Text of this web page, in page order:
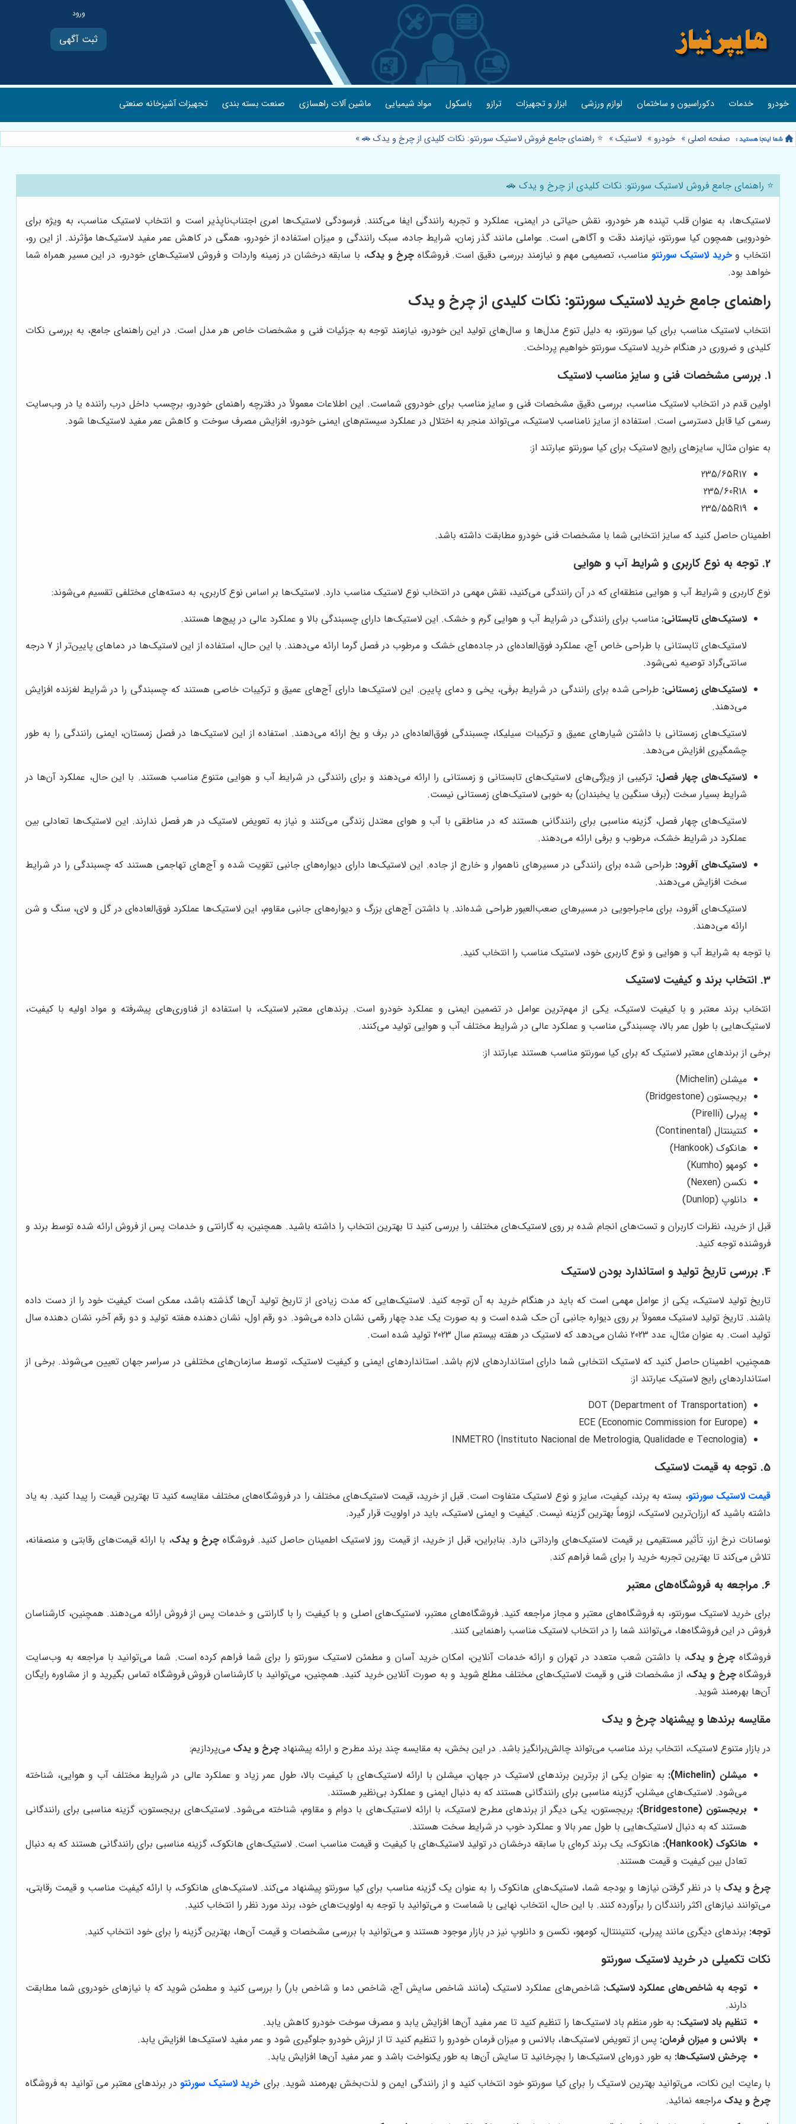
ثبت آگهی
خودرو خدمات دکوراسیون و ساختمان لوازم ورزشی ابزار و تجهیزات ترازو باسکول مواد شیمیایی ماشین آلات راهسازی صنعت بسته بندی تجهیزات آشپزخانه صنعتی
صفحه اصلی » خودرو » لاستیک» ⭐️ راهنمای جامع فروش لاستیک سورنتو: نکات کلیدی از چرخ و یدک 🚗»
⭐️ راهنمای جامع فروش لاستیک سورنتو: نکات کلیدی از چرخ و یدک 🚗
لاستیک‌ها، به عنوان قلب تپنده هر خودرو، نقش حیاتی در ایمنی، عملکرد و تجربه رانندگی ایفا می‌کنند. فرسودگی لاستیک‌ها امری اجتناب‌ناپذیر است و انتخاب لاستیک مناسب، به ویژه برای
خودرویی همچون کیا سورنتو، نیازمند دقت و آگاهی است. عواملی مانند گذر زمان، شرایط جاده، سبک رانندگی و میزان استفاده از خودرو، همگی در کاهش عمر مفید لاستیک‌ها مؤثرند. از این رو،
انتخاب وخرید لاستیک سورنتو مناسب، تصمیمی مهم و نیازمند بررسی دقیق است. فروشگاهچرخ و یدک، با سابقه درخشان در زمینه واردات و فروش لاستیک‌های خودرو، در این مسیر همراه شما
خواهد بود.
راهنمای جامع خرید لاستیک سورنتو: نکات کلیدی از چرخ و یدک
انتخاب لاستیک مناسب برای کیا سورنتو، به دلیل تنوع مدل‌ها و سال‌های تولید این خودرو، نیازمند توجه به جزئیات فنی و مشخصات خاص هر مدل است. در این راهنمای جامع، به بررسی نکات
کلیدی و ضروری در هنگام خرید لاستیک سورنتو خواهیم پرداخت.
1. بررسی مشخصات فنی و سایز مناسب لاستیک
اولین قدم در انتخاب لاستیک مناسب، بررسی دقیق مشخصات فنی و سایز مناسب برای خودروی شماست. این اطلاعات معمولاً در دفترچه راهنمای خودرو، برچسب داخل درب راننده یا در وب‌سایت
رسمی کیا قابل دسترسی است. استفاده از سایز نامناسب لاستیک، می‌تواند منجر به اختلال در عملکرد سیستم‌های ایمنی خودرو، افزایش مصرف سوخت و کاهش عمر مفید لاستیک‌ها شود.
به عنوان مثال، سایزهای رایج لاستیک برای کیا سورنتو عبارتند از:
235/65R17
235/60R18
235/55R19
اطمینان حاصل کنید که سایز انتخابی شما با مشخصات فنی خودرو مطابقت داشته باشد.
2. توجه به نوع کاربری و شرایط آب و هوایی
نوع کاربری و شرایط آب و هوایی منطقه‌ای که در آن رانندگی می‌کنید، نقش مهمی در انتخاب نوع لاستیک مناسب دارد. لاستیک‌ها بر اساس نوع کاربری، به دسته‌های مختلفی تقسیم می‌شوند:
لاستیک‌های تابستانی: مناسب برای رانندگی در شرایط آب و هوایی گرم و خشک. این لاستیک‌ها دارای چسبندگی بالا و عملکرد عالی در پیچ‌ها هستند.
لاستیک‌های تابستانی با طراحی خاص آج، عملکرد فوق‌العاده‌ای در جاده‌های خشک و مرطوب در فصل گرما ارائه می‌دهند. با این حال، استفاده از این لاستیک‌ها در دماهای پایین‌تر از 7 درجه
سانتی‌گراد توصیه نمی‌شود.
لاستیک‌های زمستانی: طراحی شده برای رانندگی در شرایط برفی، یخی و دمای پایین. این لاستیک‌ها دارای آج‌های عمیق و ترکیبات خاصی هستند که چسبندگی را در شرایط لغزنده افزایش
می‌دهند.
لاستیک‌های زمستانی با داشتن شیارهای عمیق و ترکیبات سیلیکا، چسبندگی فوق‌العاده‌ای در برف و یخ ارائه می‌دهند. استفاده از این لاستیک‌ها در فصل زمستان، ایمنی رانندگی را به طور
چشمگیری افزایش می‌دهد.
لاستیک‌های چهار فصل: ترکیبی از ویژگی‌های لاستیک‌های تابستانی و زمستانی را ارائه می‌دهند و برای رانندگی در شرایط آب و هوایی متنوع مناسب هستند. با این حال، عملکرد آن‌ها در
شرایط بسیار سخت (برف سنگین یا یخبندان) به خوبی لاستیک‌های زمستانی نیست.
لاستیک‌های چهار فصل، گزینه مناسبی برای رانندگانی هستند که در مناطقی با آب و هوای معتدل زندگی می‌کنند و نیاز به تعویض لاستیک در هر فصل ندارند. این لاستیک‌ها تعادلی بین
عملکرد در شرایط خشک، مرطوب و برفی ارائه می‌دهند.
لاستیک‌های آفرود: طراحی شده برای رانندگی در مسیرهای ناهموار و خارج از جاده. این لاستیک‌ها دارای دیواره‌های جانبی تقویت شده و آج‌های تهاجمی هستند که چسبندگی را در شرایط
سخت افزایش می‌دهند.
لاستیک‌های آفرود، برای ماجراجویی در مسیرهای صعب‌العبور طراحی شده‌اند. با داشتن آج‌های بزرگ و دیواره‌های جانبی مقاوم، این لاستیک‌ها عملکرد فوق‌العاده‌ای در گل و لای، سنگ و شن
ارائه می‌دهند.
با توجه به شرایط آب و هوایی و نوع کاربری خود، لاستیک مناسب را انتخاب کنید.
3. انتخاب برند و کیفیت لاستیک
انتخاب برند معتبر و با کیفیت لاستیک، یکی از مهم‌ترین عوامل در تضمین ایمنی و عملکرد خودرو است. برندهای معتبر لاستیک، با استفاده از فناوری‌های پیشرفته و مواد اولیه با کیفیت،
لاستیک‌هایی با طول عمر بالا، چسبندگی مناسب و عملکرد عالی در شرایط مختلف آب و هوایی تولید می‌کنند.
برخی از برندهای معتبر لاستیک که برای کیا سورنتو مناسب هستند عبارتند از:
میشلن (Michelin)
بریجستون (Bridgestone)
پیرلی (Pirelli)
کنتیننتال (Continental)
هانکوک (Hankook)
کومهو (Kumho)
نکسن (Nexen)
دانلوپ (Dunlop)
قبل از خرید، نظرات کاربران و تست‌های انجام شده بر روی لاستیک‌های مختلف را بررسی کنید تا بهترین انتخاب را داشته باشید. همچنین، به گارانتی و خدمات پس از فروش ارائه شده توسط برند و
فروشنده توجه کنید.
4. بررسی تاریخ تولید و استاندارد بودن لاستیک
تاریخ تولید لاستیک، یکی از عوامل مهمی است که باید در هنگام خرید به آن توجه کنید. لاستیک‌هایی که مدت زیادی از تاریخ تولید آن‌ها گذشته باشد، ممکن است کیفیت خود را از دست داده
باشند. تاریخ تولید لاستیک معمولاً بر روی دیواره جانبی آن حک شده است و به صورت یک عدد چهار رقمی نشان داده می‌شود. دو رقم اول، نشان دهنده هفته تولید و دو رقم آخر، نشان دهنده سال
تولید است. به عنوان مثال، عدد 2023 نشان می‌دهد که لاستیک در هفته بیستم سال 2023 تولید شده است.
همچنین، اطمینان حاصل کنید که لاستیک انتخابی شما دارای استانداردهای لازم باشد. استانداردهای ایمنی و کیفیت لاستیک، توسط سازمان‌های مختلفی در سراسر جهان تعیین می‌شوند. برخی از
استانداردهای رایج لاستیک عبارتند از:
DOT (Department of Transportation)
ECE (Economic Commission for Europe)
INMETRO (Instituto Nacional de Metrologia, Qualidade e Tecnologia)
5. توجه به قیمت لاستیک
قیمت لاستیک سورنتو، بسته به برند، کیفیت، سایز و نوع لاستیک متفاوت است. قبل از خرید، قیمت لاستیک‌های مختلف را در فروشگاه‌های مختلف مقایسه کنید تا بهترین قیمت را پیدا کنید. به یاد
داشته باشید که ارزان‌ترین لاستیک، لزوماً بهترین گزینه نیست. کیفیت و ایمنی لاستیک، باید در اولویت قرار گیرد.
نوسانات نرخ ارز، تأثیر مستقیمی بر قیمت لاستیک‌های وارداتی دارد. بنابراین، قبل از خرید، از قیمت روز لاستیک اطمینان حاصل کنید. فروشگاه چرخ و یدک، با ارائه قیمت‌های رقابتی و منصفانه،
تلاش می‌کند تا بهترین تجربه خرید را برای شما فراهم کند.
6. مراجعه به فروشگاه‌های معتبر
برای خرید لاستیک سورنتو، به فروشگاه‌های معتبر و مجاز مراجعه کنید. فروشگاه‌های معتبر، لاستیک‌های اصلی و با کیفیت را با گارانتی و خدمات پس از فروش ارائه می‌دهند. همچنین، کارشناسان
فروش در این فروشگاه‌ها، می‌توانند شما را در انتخاب لاستیک مناسب راهنمایی کنند.
فروشگاه چرخ و یدک، با داشتن شعب متعدد در تهران و ارائه خدمات آنلاین، امکان خرید آسان و مطمئن لاستیک سورنتو را برای شما فراهم کرده است. شما می‌توانید با مراجعه به وب‌سایت
فروشگاهچرخ و یدک، از مشخصات فنی و قیمت لاستیک‌های مختلف مطلع شوید و به صورت آنلاین خرید کنید. همچنین، می‌توانید با کارشناسان فروش فروشگاه تماس بگیرید و از مشاوره رایگان
آن‌ها بهره‌مند شوید.
مقایسه برندها و پیشنهاد چرخ و یدک
در بازار متنوع لاستیک، انتخاب برند مناسب می‌تواند چالش‌برانگیز باشد. در این بخش، به مقایسه چند برند مطرح و ارائه پیشنهاد چرخ و یدکمی‌پردازیم:
میشلن (Michelin):
به عنوان یکی از برترین برندهای لاستیک در جهان، میشلن با ارائه لاستیک‌های با کیفیت بالا، طول عمر زیاد و عملکرد عالی در شرایط مختلف آب و هوایی، شناخته
می‌شود. لاستیک‌های میشلن، گزینه مناسبی برای رانندگانی هستند که به دنبال ایمنی و عملکرد بی‌نظیر هستند.
بریجستون (Bridgestone):
بریجستون، یکی دیگر از برندهای مطرح لاستیک، با ارائه لاستیک‌های با دوام و مقاوم، شناخته می‌شود. لاستیک‌های بریجستون، گزینه مناسبی برای رانندگانی
هستند که به دنبال لاستیک‌هایی با طول عمر بالا و عملکرد خوب در شرایط سخت هستند.
هانکوک (Hankook):
هانکوک، یک برند کره‌ای با سابقه درخشان در تولید لاستیک‌های با کیفیت و قیمت مناسب است. لاستیک‌های هانکوک، گزینه مناسبی برای رانندگانی هستند که به دنبال
تعادل بین کیفیت و قیمت هستند.
چرخ و یدکبا در نظر گرفتن نیازها و بودجه شما، لاستیک‌های هانکوک را به عنوان یک گزینه مناسب برای کیا سورنتو پیشنهاد می‌کند. لاستیک‌های هانکوک، با ارائه کیفیت مناسب و قیمت رقابتی،
می‌توانند نیازهای اکثر رانندگان را برآورده کنند. با این حال، انتخاب نهایی با شماست و می‌توانید با توجه به اولویت‌های خود، برند مورد نظر را انتخاب کنید.
توجه: برندهای دیگری مانند پیرلی، کنتیننتال، کومهو، نکسن و دانلوپ نیز در بازار موجود هستند و می‌توانید با بررسی مشخصات و قیمت آن‌ها، بهترین گزینه را برای خود انتخاب کنید.
نکات تکمیلی در خرید لاستیک سورنتو
توجه به شاخص‌های عملکرد لاستیک: شاخص‌های عملکرد لاستیک (مانند شاخص سایش آج، شاخص دما و شاخص بار) را بررسی کنید و مطمئن شوید که با نیازهای خودروی شما مطابقت
دارند.
تنظیم باد لاستیک: به طور منظم باد لاستیک‌ها را تنظیم کنید تا عمر مفید آن‌ها افزایش یابد و مصرف سوخت خودرو کاهش یابد.
بالانس و میزان فرمان: پس از تعویض لاستیک‌ها، بالانس و میزان فرمان خودرو را تنظیم کنید تا از لرزش خودرو جلوگیری شود و عمر مفید لاستیک‌ها افزایش یابد.
چرخش لاستیک‌ها: به طور دوره‌ای لاستیک‌ها را بچرخانید تا سایش آن‌ها به طور یکنواخت باشد و عمر مفید آن‌ها افزایش یابد.
با رعایت این نکات، می‌توانید بهترین لاستیک را برای کیا سورنتو خود انتخاب کنید و از رانندگی ایمن و لذت‌بخش بهره‌مند شوید. برای خرید لاستیک سورنتودر برندهای معتبر می توانید به فروشگاه
چرخ و یدکمراجعه نمائید.